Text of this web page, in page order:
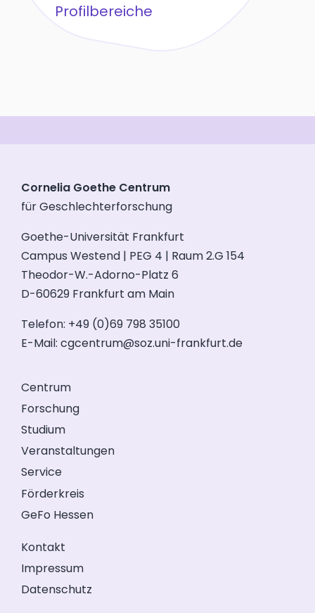
Profilbereiche
Cornelia Goethe Centrum
für Geschlechterforschung
Goethe-Universität Frankfurt
Campus Westend | PEG 4 | Raum 2.G 154
Theodor-W.-Adorno-Platz 6
D-60629 Frankfurt am Main
Telefon: +49 (0)69 798 35100
E-Mail: cgcentrum@soz.uni-frankfurt.de
Centrum
Forschung
Studium
Veranstaltungen
Service
Förderkreis
GeFo Hessen
Kontakt
Impressum
Datenschutz